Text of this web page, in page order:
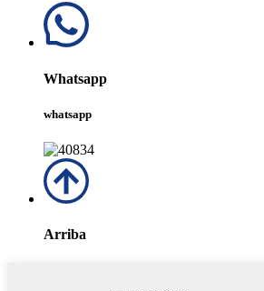
Whatsapp
whatsapp
Arriba